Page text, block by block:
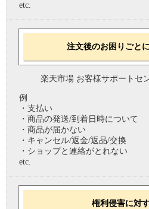
etc.
注文後のお困りごと
楽天市場 お客様サポートセ
例
・支払い
・商品の発送/到着日時について
・商品が届かない
・キャンセル/返金/返品/交換
・ショップと連絡がとれない
etc.
権利侵害に対